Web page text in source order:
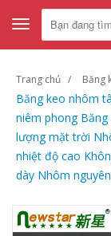
Toggle
navigation
Trang chủ Băng
Băng keo nhôm
niêm phong
lượng mặt trời
nhiệt độ cao
dày Nhôm